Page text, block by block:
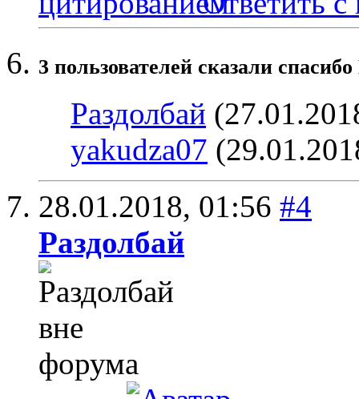
3 пользователей сказали
Раздолбай
yakudza07
28.01.2018, 01:56 #4
Раздолбай